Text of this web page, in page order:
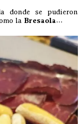
donde se pudieron
la Bresaola…